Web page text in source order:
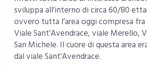
sviluppa all’interno di circa 60/80
ovvero tutta l’area oggi compresa
Viale Sant’Avendrace, viale Merello,
San Michele. Il cuore di questa area
dal viale Sant’Avendrace.